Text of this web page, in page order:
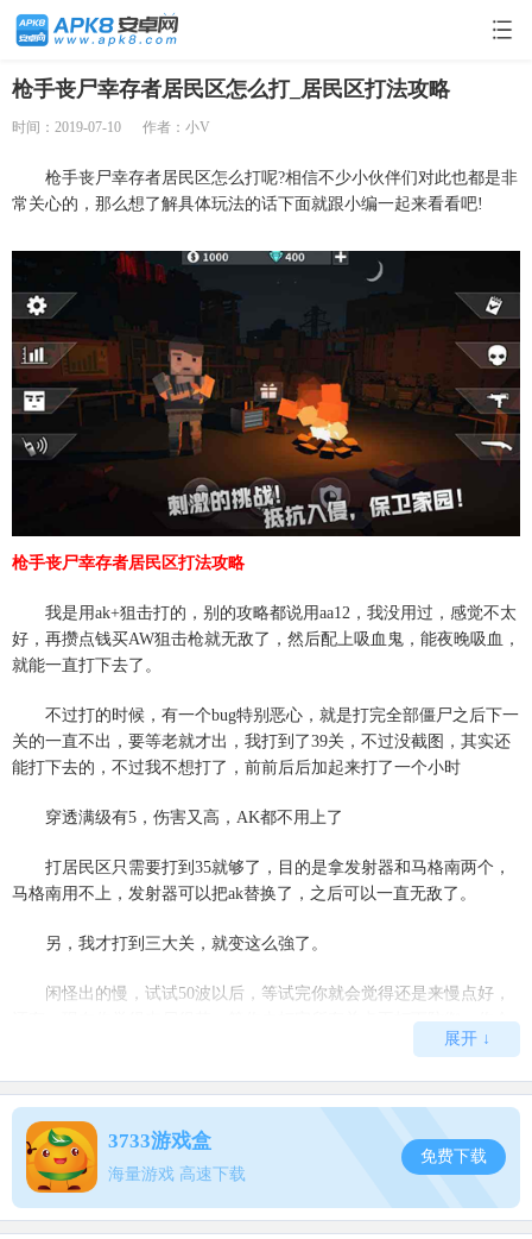
枪手丧尸幸存者居民区怎么打_居民区打法攻略
时间：2019-07-10 作者：小V
枪手丧尸幸存者居民区怎么打呢?相信不少小伙伴们对此也都是非
常关心的，那么想了解具体玩法的话下面就跟小编一起来看看吧!
枪手丧尸幸存者居民区打法攻略
我是用ak+狙击打的，别的攻略都说用aa12，我没用过，感觉不太
好，再攒点钱买AW狙击枪就无敌了，然后配上吸血鬼，能夜晚吸血，
就能一直打下去了。
不过打的时候，有一个bug特别恶心，就是打完全部僵尸之后下一
关的一直不出，要等老就才出，我打到了39关，不过没截图，其实还
能打下去的，不过我不想打了，前前后后加起来打了一个小时
穿透满级有5，伤害又高，AK都不用上了
打居民区只需要打到35就够了，目的是拿发射器和马格南两个，
马格南用不上，发射器可以把ak替换了，之后可以一直无敌了。
另，我才打到三大关，就变这么強了。
闲怪出的慢，试试50波以后，等试完你就会觉得还是来慢点好，
还有，现在你觉得丧尸很菜，等你去打完所有关卡再打下防御，你会
以上就是枪手丧尸幸存者居民区怎么打_居民区打法攻略的全部内
容啦，希望大家能喜欢!
玩得不过瘾?给大家带来了【手游无限元宝服
】，赶紧行动起来
下载玩玩看吧
展开 ↓
3733游戏盒
海量游戏 高速下载
免费下载